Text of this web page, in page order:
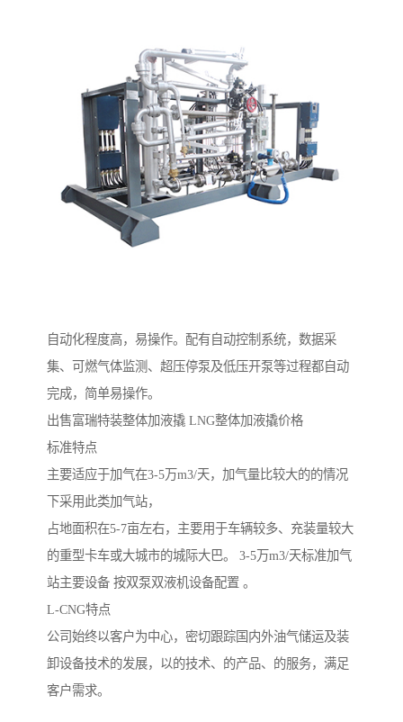
自动化程度高，易操作。配有自动控制系统，数据采
集、可燃气体监测、超压停泵及低压开泵等过程都自动
完成，简单易操作。
出售富瑞特装整体加液撬 LNG整体加液撬价格
标准特点
主要适应于加气在3-5万m3/天，加气量比较大的的情况
下采用此类加气站，
占地面积在5-7亩左右，主要用于车辆较多、充装量较大
的重型卡车或大城市的城际大巴。 3-5万m3/天标准加气
站主要设备 按双泵双液机设备配置 。
L-CNG特点
公司始终以客户为中心，密切跟踪国内外油气储运及装
卸设备技术的发展，以的技术、的产品、的服务，满足
客户需求。